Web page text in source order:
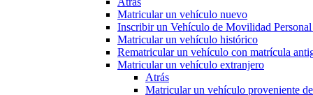
Matricular un vehículo nuevo
Inscribir un Vehículo de Movilidad
Matricular un vehículo histórico
Rematricular un vehículo con matrícula
Matricular un vehículo extranjero
Atrás
Matricular un vehículo proveniente